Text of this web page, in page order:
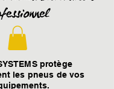
protège
les pneus de vos